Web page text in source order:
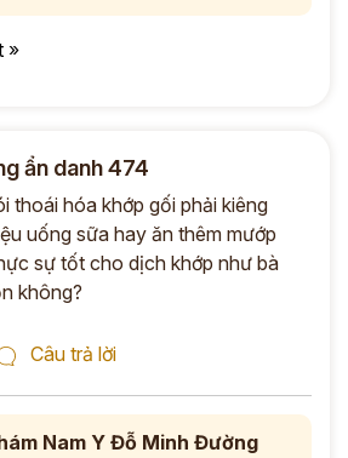
»
ẩn danh 474
thoái hóa khớp gối phải kiêng
uống sữa hay ăn thêm mướp
sự tốt cho dịch khớp như bà
không?
Câu trả lời
Nam Y Đỗ Minh Đường